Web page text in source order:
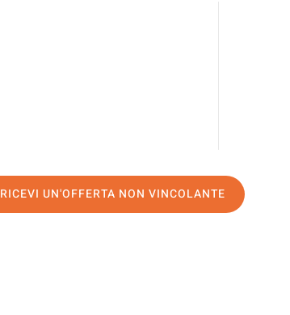
RICEVI UN'OFFERTA NON VINCOLANTE